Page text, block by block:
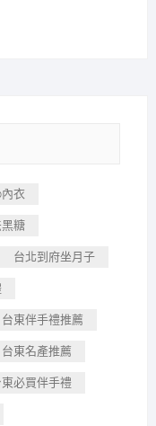
內衣
糖
台北到府坐月子
台東伴手禮推薦
台東名產推薦
東必買伴手禮